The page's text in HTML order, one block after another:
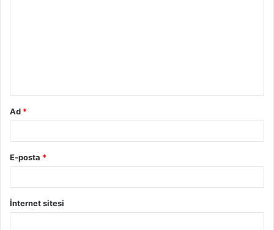
Ad *
E-posta *
İnternet sitesi